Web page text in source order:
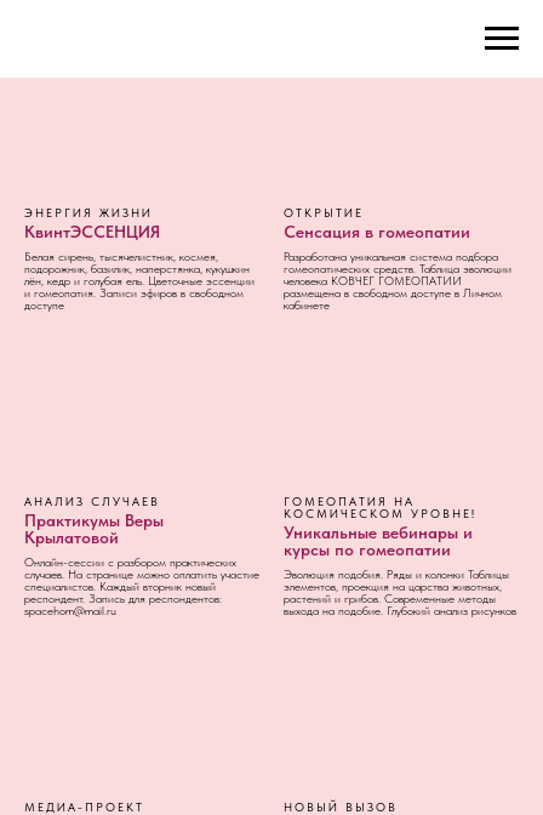
ЭНЕРГИЯ ЖИЗНИ
КвинтЭССЕНЦИЯ
Белая сирень, тысячелистник, космея,
подорожник, базилик, наперстянка, кукушкин
лён, кедр и голубая ель. Цветочные эссенции
и гомеопатия. Записи эфиров в свободном
доступе
ОТКРЫТИЕ
Сенсация в гомеопатии
Разработана уникальная система подбора
гомеопатических средств. Таблица эволюции
человека КОВЧЕГ ГОМЕОПАТИИ
размещена в свободном доступе в Личном
кабинете
АНАЛИЗ СЛУЧАЕВ
Практикумы Веры
Крылатовой
Онлайн-сессии с разбором практических
случаев. На странице можно оплатить участие
специалистов. Каждый вторник новый
респондент. Запись для респондентов:
spacehom@mail.ru
ГОМЕОПАТИЯ НА
КОСМИЧЕСКОМ УРОВНЕ!
Уникальные вебинары и
курсы по гомеопатии
Эволюция подобия. Ряды и колонки Таблицы
элементов, проекция на царства животных,
растений и грибов. Современные методы
выхода на подобие. Глубокий анализ рисунков
МЕДИА-ПРОЕКТ НОВЫЙ ВЫЗОВ